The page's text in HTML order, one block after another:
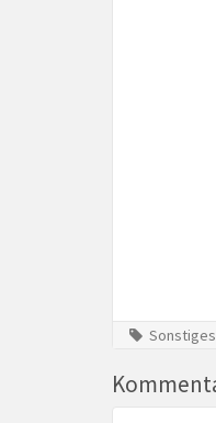
Sonstiges